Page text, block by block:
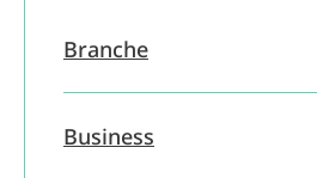
Branche
Business